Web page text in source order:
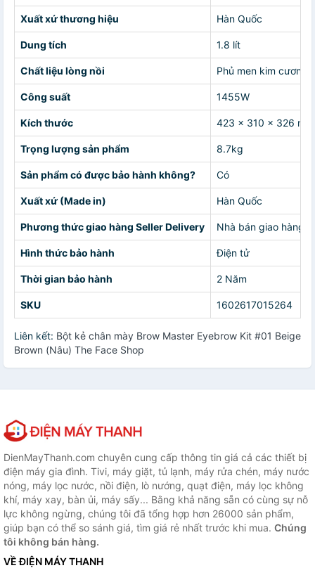
Xuất xứ thương hiệu Hàn Quốc
Dung tích 1.8 lít
Chất liệu lòng nồi Phủ men kim cương
Công suất 1455W
Kích thước 423 x 310 x 326 mm
Trọng lượng sản phẩm 8.7kg
Sản phẩm có được bảo hành không? Có
Xuất xứ (Made in) Hàn Quốc
Phương thức giao hàng Seller Delivery Nhà bán giao hàng
Hình thức bảo hành Điện tử
Thời gian bảo hành 2 Năm
SKU 1602617015264
Liên kết: Bột kẻ chân mày Brow Master Eyebrow Kit #01 Beige
Brown (Nâu) The Face Shop
DienMayThanh.com chuyên cung cấp thông tin giá cả các thiết bị
điện máy gia đình. Tivi, máy giặt, tủ lạnh, máy rửa chén, máy nước
nóng, máy lọc nước, nồi điện, lò nướng, quạt điện, máy lọc không
khí, máy xay, bàn ủi, máy sấy... Bằng khả năng sẵn có cùng sự nỗ
lực không ngừng, chúng tôi đã tổng hợp hơn 26000 sản phẩm,
giúp bạn có thể so sánh giá, tìm giá rẻ nhất trước khi mua. Chúng
tôi không bán hàng.
VỀ ĐIỆN MÁY THANH